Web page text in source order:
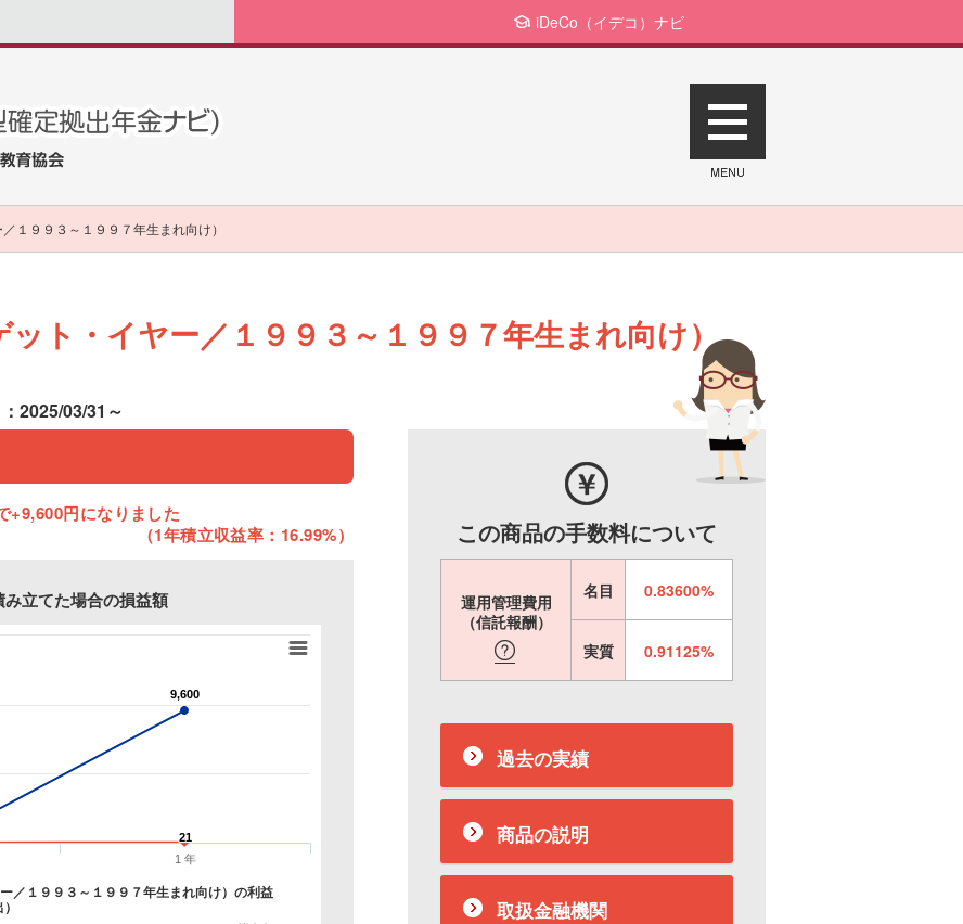
iDeCo（イデコ）ナビ
１９９３～１９９７年生まれ向け）
ト・イヤー／１９９３～１９９７年生まれ向け）
2025/03/31～
+9,600円になりました
（1年積立収益率：16.99%）
立てた場合の損益額
9,600
9,600
21
21
／１９９３～１９９７年生まれ向け）の利益
1 年
この商品の手数料について
運用管理費用
（信託報酬）
名目 0.83600%
実質 0.91125%
過去の実績
商品の説明
取扱金融機関